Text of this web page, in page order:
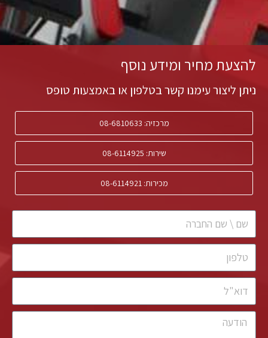
להצעת מחיר ומידע נוסף
ניתן ליצור עימנו קשר בטלפון או באמצעות טופס
מרכזיה: 08-6810633
שירות: 08-6114925
מכירות: 08-6114921